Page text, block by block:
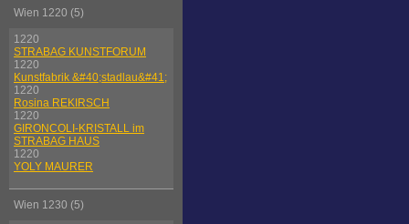
Wien 1220 (5)
1220
STRABAG KUNSTFORUM
1220
Kunstfabrik &#40;stadlau&#41;
1220
Rosina REKIRSCH
1220
GIRONCOLI-KRISTALL im
STRABAG HAUS
1220
YOLY MAURER
Wien 1230 (5)